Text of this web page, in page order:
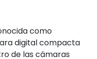
como
digital compacta
de las cámaras